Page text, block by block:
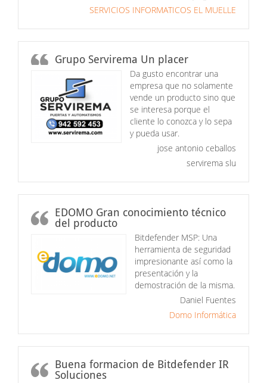
SERVICIOS INFORMATICOS EL MUELLE
Grupo Servirema Un placer
Da gusto encontrar una
empresa que no solamente
vende un producto sino que
se interesa porque el
cliente lo conozca y lo sepa
y pueda usar.
jose antonio ceballos
servirema slu
EDOMO Gran conocimiento técnico
del producto
Bitdefender MSP: Una
herramienta de seguridad
impresionante así como la
presentación y la
demostración de la misma.
Daniel Fuentes
Domo Informática
Buena formacion de Bitdefender IR
Soluciones